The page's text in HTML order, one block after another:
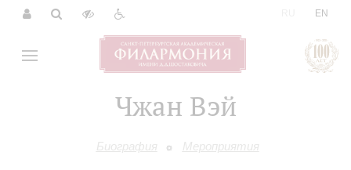
EN
Чжан Вэй
Биография Мероприятия